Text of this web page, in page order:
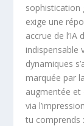
sophistication
exige une
accrue de l’IA
indispensable
dynamiques
marquée par
augmentée et
via
tu comprends